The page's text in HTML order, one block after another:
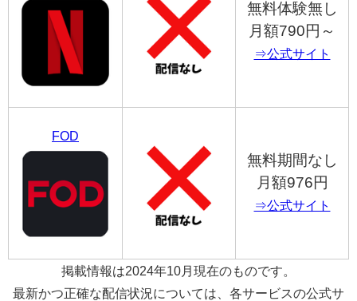
無料体験無し
月額790円～
⇒公式サイト
FOD
無料期間なし
月額976円
⇒公式サイト
掲載情報は2024年10月現在のものです。
最新かつ正確な配信状況については、各サービスの公式サ